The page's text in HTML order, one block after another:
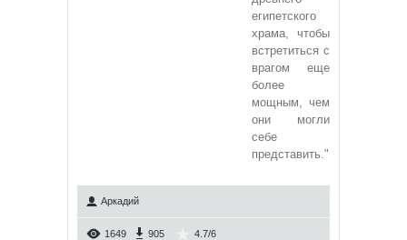
египетского
храма, чтобы
встретиться с
врагом еще
более
мощным, чем
они могли
себе
представить."
Аркадий
1649 905 4.7/6